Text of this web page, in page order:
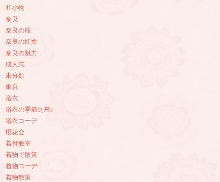
和小物
奈良
奈良の桜
奈良の紅葉
奈良の魅力
成人式
未分類
東京
浴衣
浴衣の季節到来♪
浴衣コーデ
燈花会
着付教室
着物で散策
着物コーデ
着物散策